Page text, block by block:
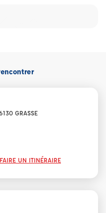
GRASSE
FAIRE UN ITINÉRAIRE